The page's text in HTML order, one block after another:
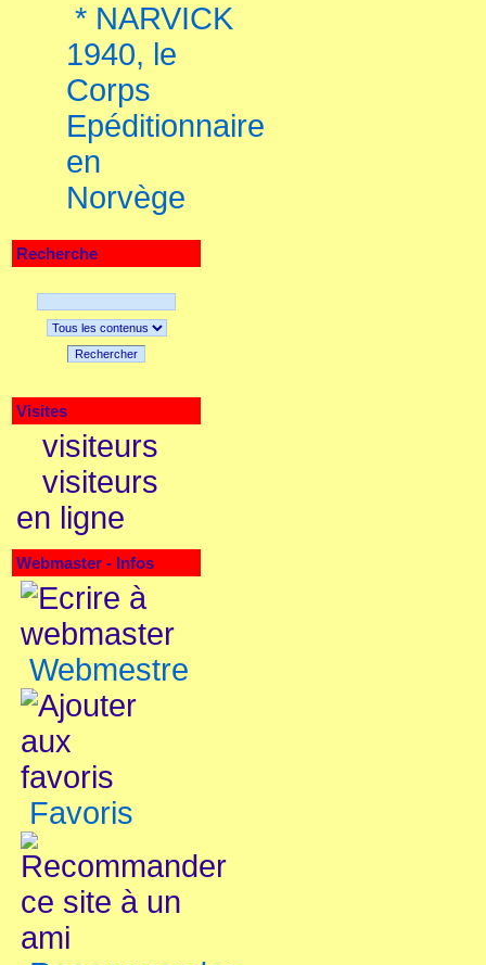
* NARVICK
1940, le
Corps
Epéditionnaire
en
Norvège
Recherche
Rechercher
Visites
visiteurs
visiteurs
en ligne
Webmaster - Infos
Webmestre
Favoris